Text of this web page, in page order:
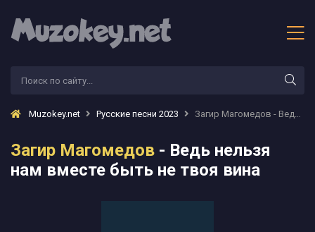
Muzokey.net Русские песни 2023 Загир Магомедов - Ведь нельзя нам вместе быть не твоя вина
Загир Магомедов - Ведь нельзя
нам вместе быть не твоя вина